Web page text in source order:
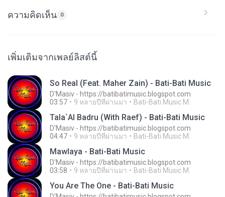
ความคิดเห็น 0
เพิ่มเติมจากเพลย์ลิสต์นี้
So Real (Feat. Maher Zain) - Bati-Bati Music
D'Masiv - https://batibatimusic.blogspot.com
03:57
9 หลายปีที่ผ่านมา Bati-Bati Music M.
Tala`Al Badru (With Raef) - Bati-Bati Music
D'Masiv - https://batibatimusic.blogspot.com
04:47
9 หลายปีที่ผ่านมา Bati-Bati Music M.
Mawlaya - Bati-Bati Music
D'Masiv - https://batibatimusic.blogspot.com
03:58
9 หลายปีที่ผ่านมา Bati-Bati Music M.
You Are The One - Bati-Bati Music